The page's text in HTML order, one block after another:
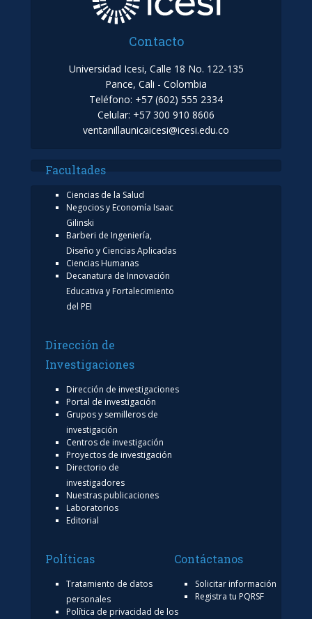
Contacto
Universidad Icesi, Calle 18 No. 122-135
Pance, Cali - Colombia
Teléfono: +57 (602) 555 2334
Celular: +57 300 910 8606
ventanillaunicaicesi@icesi.edu.co
Facultades
Ciencias de la Salud
Negocios y Economía Isaac
Gilinski
Barberi de Ingeniería,
Diseño y Ciencias Aplicadas
Ciencias Humanas
Decanatura de Innovación
Educativa y Fortalecimiento
del PEI
Dirección de
Investigaciones
Dirección de investigaciones
Portal de investigación
Grupos y semilleros de
investigación
Centros de investigación
Proyectos de investigación
Directorio de
investigadores
Nuestras publicaciones
Laboratorios
Editorial
Políticas
Tratamiento de datos
personales
Política de privacidad de los
Contáctanos
Solicitar información
Registra tu PQRSF